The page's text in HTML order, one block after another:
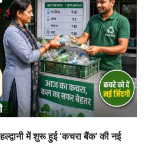
में शुरू हुई ‘कचरा बैंक’ की नई